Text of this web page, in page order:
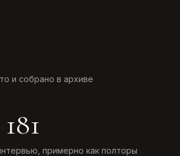
и собрано в архиве
примерно как полторы